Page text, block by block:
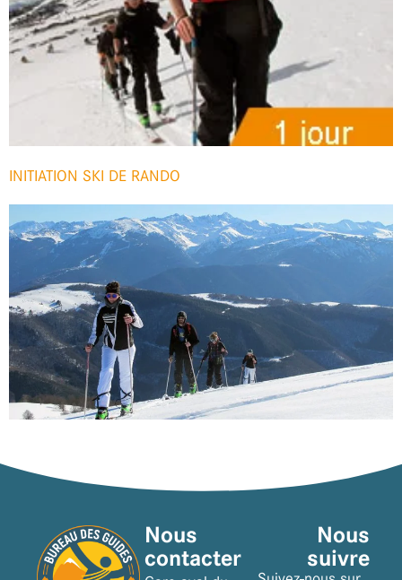
INITIATION SKI DE RANDO
Nous
contacter
Nous
suivre